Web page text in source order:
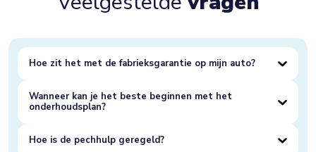
Hoe zit het met de fabrieksgarantie op mijn auto?
Wanneer kan je het beste beginnen met het
onderhoudsplan?
Hoe is de pechhulp geregeld?